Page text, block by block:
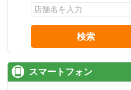
検索
スマートフォン